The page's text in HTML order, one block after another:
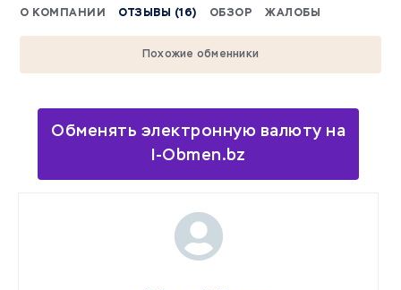
О КОМПАНИИ ОТЗЫВЫ (16) ОБЗОР ЖАЛОБЫ
Похожие обменники
Обменять электронную валюту на
I-Obmen.bz